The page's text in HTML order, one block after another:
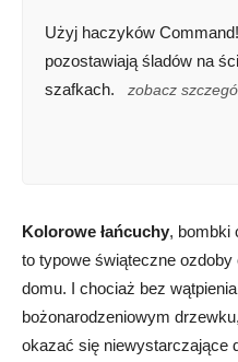
Użyj haczyków
pozostawiają śladów na
szafkach.
zobacz
Kolorowe łańcuchy, bombki
to typowe świąteczne
domu. I chociaż bez
bożonarodzeniowym
okazać się niewystarczające